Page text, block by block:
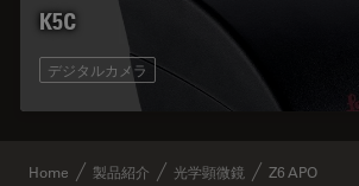
K5C
デジタルカメラ
Home 製品紹介 光学顕微鏡 Z6 APO